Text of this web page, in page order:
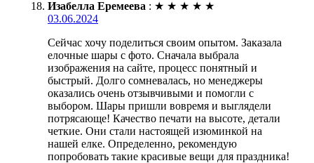
Изабелла Еремеева : ★ ★ ★ ★ ★
03.06.2024
Сейчас хочу поделиться своим опытом. Заказала
елочные шары с фото. Сначала выбрала
изображения на сайте, процесс понятный и
быстрый. Долго сомневалась, но менеджеры
оказались очень отзывчивыми и помогли с
выбором. Шары пришли вовремя и выглядели
потрясающе! Качество печати на высоте, детали
четкие. Они стали настоящей изюминкой на
нашей елке. Определенно, рекомендую
попробовать такие красивые вещи для праздника!